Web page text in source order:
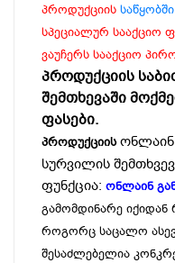
პროდუქციის საწყობში
სპეციალურ სააქციო
ვაუჩერს სააქციო
პროდუქციის
შემთხევაში
ფასები.
პროდუქციის ონლაინ
სურვილის
ფუნქცია: ონლაინ
გამომდინარე
როგორც საცალო
შესაძლებელია